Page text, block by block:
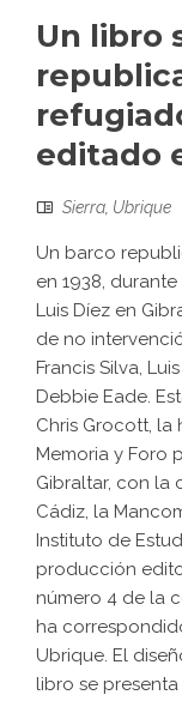
Un libro
editado
Sierra Ubrique
Un barco
en 1938,
Luis Díez en
de no
Francis Silva,
Debbie Eade.
Chris Grocott, la
Memoria y Foro
Gibraltar, con la
Cádiz, la
Instituto de
producción
número 4 de la
ha
Ubrique. El
libro se presenta